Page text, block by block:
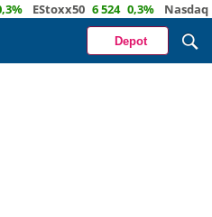
EStoxx50 6 524 0,3% Nasdaq 29
Depot